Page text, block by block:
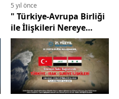
5 yıl önce
" Türkiye-Avrupa Birliği
ile İlişkileri Nereye
Gidiyor?"